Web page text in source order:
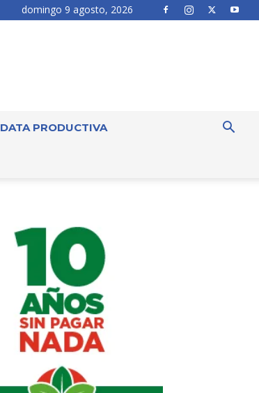
domingo 9 agosto, 2026
DATA PRODUCTIVA